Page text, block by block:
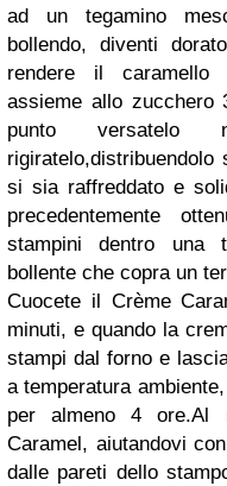
ad un tegamino
bollendo, diventi
rendere il caramello
assieme allo zucchero
punto
si sia raffreddato e
precedentemente
stampini dentro una
bollente che copra un
Cuocete il Crème
minuti, e quando la
stampi dal forno e
a temperatura
per almeno 4 ore.Al
Caramel, aiutandovi
dalle pareti dello